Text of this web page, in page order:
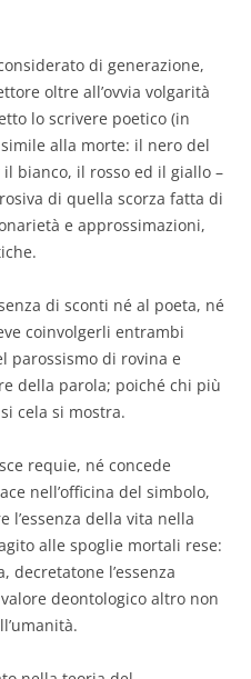
di generazione,
oltre all’ovvia volgarità
lo scrivere poetico (in
alla morte: il nero del
bianco, il rosso ed il giallo –
di quella scorza fatta di
e approssimazioni,
di sconti né al poeta, né
coinvolgerli entrambi
parossismo di rovina e
della parola; poiché chi più
cela si mostra.
requie, né concede
nell’officina del simbolo,
l’essenza della vita nella
alle spoglie mortali rese:
decretatone l’essenza
deontologico altro non